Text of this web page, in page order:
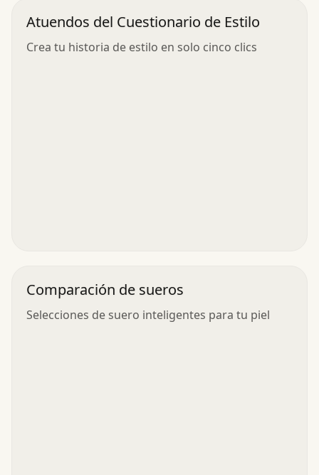
Atuendos del Cuestionario de Estilo
Crea tu historia de estilo en solo cinco clics
Comparación de sueros
Selecciones de suero inteligentes para tu piel